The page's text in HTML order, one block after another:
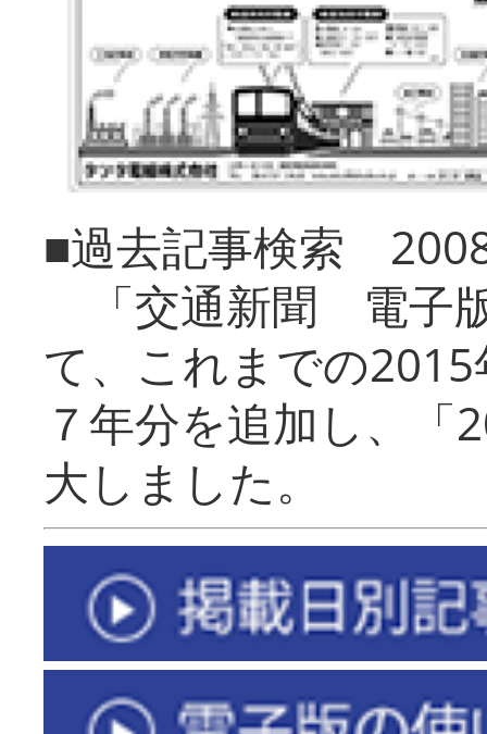
■過去記事検索
「交通新聞 電子
て、これまでの
７年分を追加し、「
大しまし